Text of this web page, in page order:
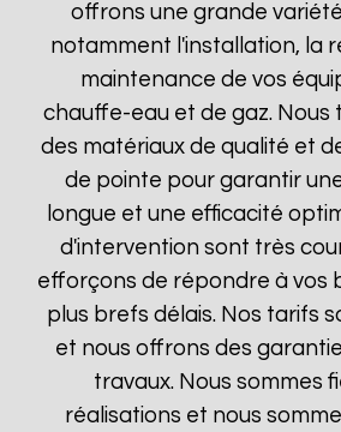
offrons une grande
notamment l'installation, la
maintenance de vos
chauffe-eau et de gaz. Nous
des matériaux de qualité et
de pointe pour garantir
longue et une efficacité
d'intervention sont très
efforçons de répondre à vos
plus brefs délais. Nos tarifs
et nous offrons des
travaux. Nous sommes
réalisations et nous